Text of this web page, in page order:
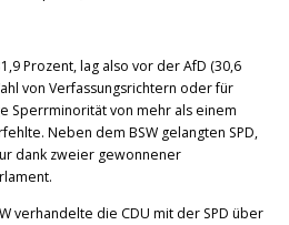
Prozent, lag also vor der AfD (30,6
von Verfassungsrichtern oder für
Sperrminorität von mehr als einem
Neben dem BSW gelangten SPD,
dank zweier gewonnener
verhandelte die CDU mit der SPD über